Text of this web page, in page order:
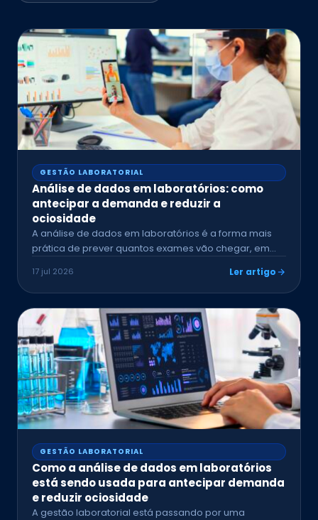
GESTÃO LABORATORIAL
Análise de dados em laboratórios: como
antecipar a demanda e reduzir a
ociosidade
A análise de dados em laboratórios é a forma mais
prática de prever quantos exames vão chegar, em…
17 jul 2026 Ler artigo
GESTÃO LABORATORIAL
Como a análise de dados em laboratórios
está sendo usada para antecipar demanda
e reduzir ociosidade
A gestão laboratorial está passando por uma